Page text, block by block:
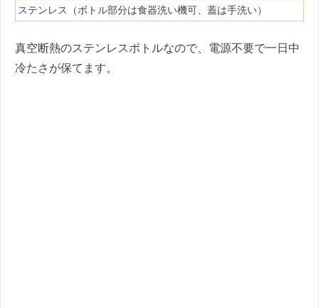
ステンレス（ボトル部分は食器洗い機可、蓋は手洗い）
真空断熱のステンレスボトルなので、電源不要で一日中
冷たさが保てます。